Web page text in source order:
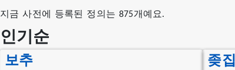
지금 사전에 등록된 정의는 875개예요.
인기순
보추 좆집